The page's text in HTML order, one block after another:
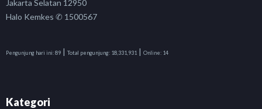
Jakarta Selatan 12950
Halo Kemkes ✆ 1500567
Pengunjung hari ini:89 | Total pengunjung: 18,331,931 | Online: 14
Kategori